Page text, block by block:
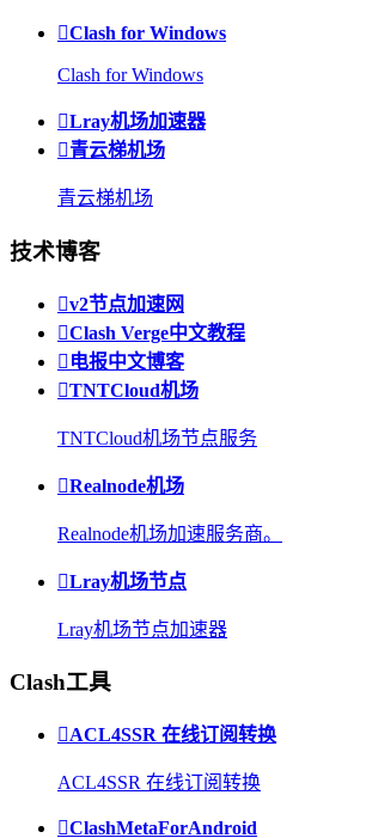
Clash for Windows
Clash for Windows
Lray机场加速器
青云梯机场
青云梯机场
技术博客
v2节点加速网
Clash Verge中文教程
 电报中文博客
TNTCloud机场
TNTCloud机场节点服务
Realnode机场
Realnode机场加速服务商。
Lray机场节点
Lray机场节点加速器
Clash工具
ACL4SSR 在线订阅转换
ACL4SSR 在线订阅转换
ClashMetaForAndroid